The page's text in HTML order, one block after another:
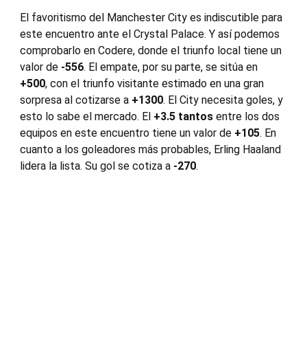
El favoritismo del Manchester City es indiscutible para
este encuentro ante el Crystal Palace. Y así podemos
comprobarlo en Codere, donde el triunfo local tiene un
valor de -556. El empate, por su parte, se sitúa en
+500, con el triunfo visitante estimado en una gran
sorpresa al cotizarse a +1300. El City necesita goles, y
esto lo sabe el mercado. El +3.5 tantos entre los dos
equipos en este encuentro tiene un valor de +105. En
cuanto a los goleadores más probables, Erling Haaland
lidera la lista. Su gol se cotiza a -270.